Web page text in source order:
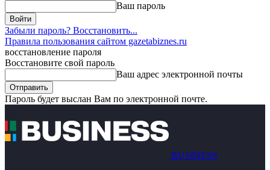
Ваш пароль
Забыли пароль? Восстановить...
Правила пользования сайтом gazetabiznes.ru
восстановление пароля
Восстановите свой пароль
Ваш адрес электронной почты
Пароль будет выслан Вам по электронной почте.
BUSINESS